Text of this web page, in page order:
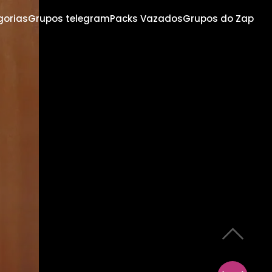
Grupos telegramPacks VazadosGrupos do Zap